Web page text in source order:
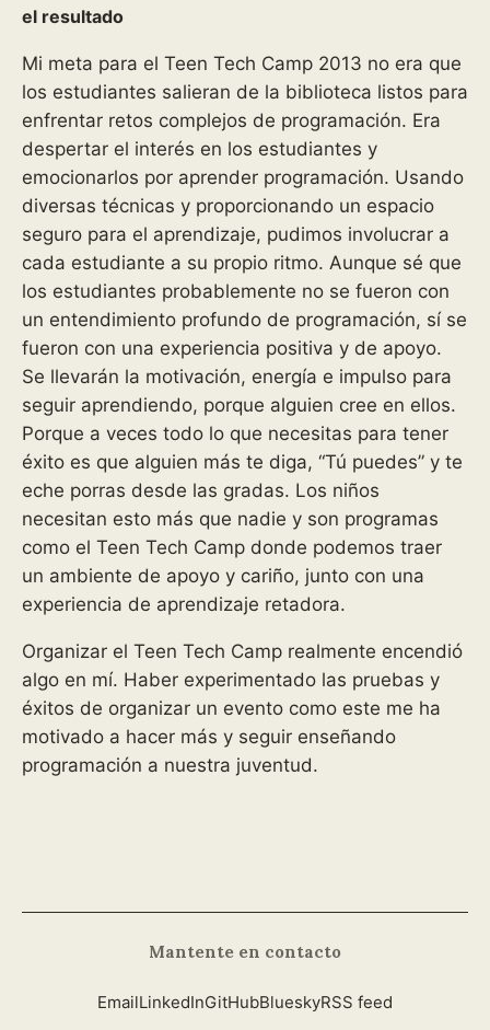
el resultado
Mi meta para el Teen Tech Camp 2013 no era que
los estudiantes salieran de la biblioteca listos para
enfrentar retos complejos de programación. Era
despertar el interés en los estudiantes y
emocionarlos por aprender programación. Usando
diversas técnicas y proporcionando un espacio
seguro para el aprendizaje, pudimos involucrar a
cada estudiante a su propio ritmo. Aunque sé que
los estudiantes probablemente no se fueron con
un entendimiento profundo de programación, sí se
fueron con una experiencia positiva y de apoyo.
Se llevarán la motivación, energía e impulso para
seguir aprendiendo, porque alguien cree en ellos.
Porque a veces todo lo que necesitas para tener
éxito es que alguien más te diga, “Tú puedes” y te
eche porras desde las gradas. Los niños
necesitan esto más que nadie y son programas
como el Teen Tech Camp donde podemos traer
un ambiente de apoyo y cariño, junto con una
experiencia de aprendizaje retadora.
Organizar el Teen Tech Camp realmente encendió
algo en mí. Haber experimentado las pruebas y
éxitos de organizar un evento como este me ha
motivado a hacer más y seguir enseñando
programación a nuestra juventud.
Mantente en contacto
EmailLinkedInGitHubBlueskyRSS feed